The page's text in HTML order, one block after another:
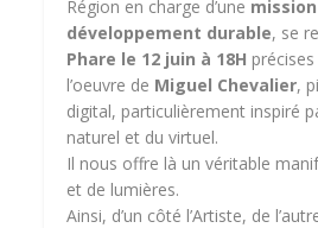
Région en charge d’une
développement durable, se
Phare le 12 juin à 18H
l’oeuvre de Miguel Chevalier,
digital, particulièrement inspiré
naturel et du virtuel.
Il nous offre là un véritable
et de lumières.
Ainsi, d’un côté l’Artiste, de